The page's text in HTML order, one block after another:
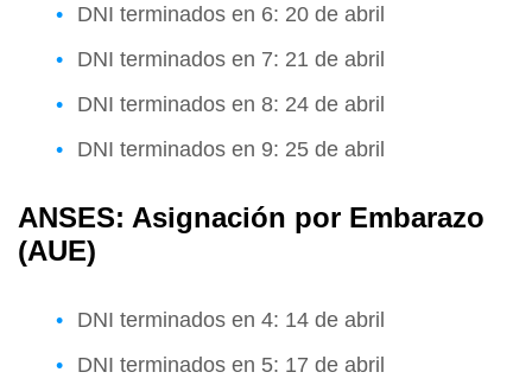
DNI terminados en 6: 20 de abril
DNI terminados en 7: 21 de abril
DNI terminados en 8: 24 de abril
DNI terminados en 9: 25 de abril
ANSES: Asignación por Embarazo
(AUE)
DNI terminados en 4: 14 de abril
DNI terminados en 5: 17 de abril